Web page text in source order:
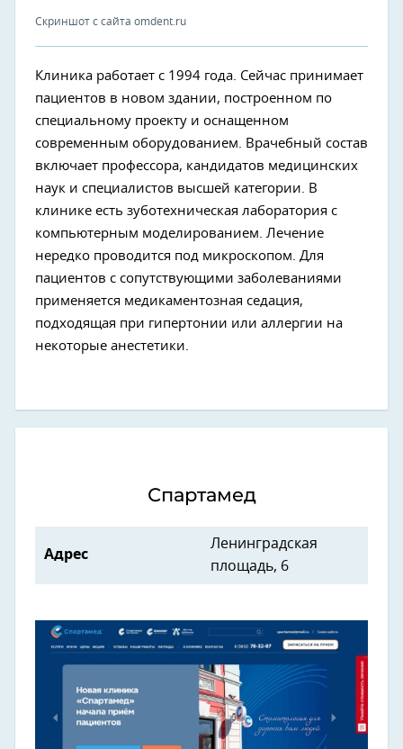
Скриншот с сайта omdent.ru
Клиника работает с 1994 года. Сейчас принимает
пациентов в новом здании, построенном по
специальному проекту и оснащенном
современным оборудованием. Врачебный состав
включает профессора, кандидатов медицинских
наук и специалистов высшей категории. В
клинике есть зуботехническая лаборатория с
компьютерным моделированием. Лечение
нередко проводится под микроскопом. Для
пациентов с сопутствующими заболеваниями
применяется медикаментозная седация,
подходящая при гипертонии или аллергии на
некоторые анестетики.
Спартамед
Адрес
Ленинградская
площадь, 6